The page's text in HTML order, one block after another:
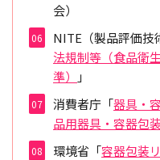
会）
NITE（製品評価技
法規制等（食品衛
準）
」
消費者庁「器具・
品用器具・容器包
環境省「容器包装